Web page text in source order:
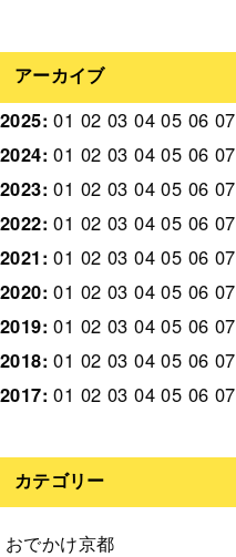
アーカイブ
2025:01 02 03 04 05 06 07
2024:01 02 03 04 05 06 07
2023:01 02 03 04 05 06 07
2022:01 02 03 04 05 06 07
2021:01 02 03 04 05 06 07
2020:01 02 03 04 05 06 07
2019:01 02 03 04 05 06 07
2018:01 02 03 04 05 06 07
2017:01 02 03 04 05 06 07
カテゴリー
おでかけ京都